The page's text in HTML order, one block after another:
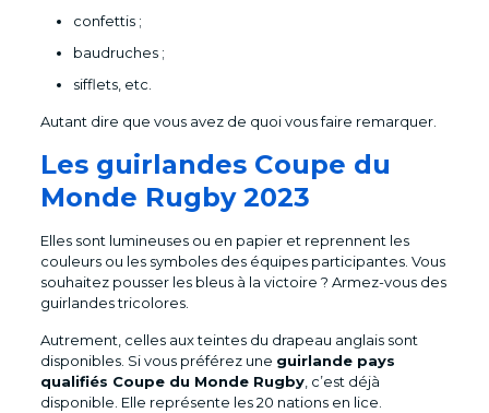
confettis ;
baudruches ;
sifflets, etc.
Autant dire que vous avez de quoi vous faire remarquer.
Les guirlandes Coupe du
Monde Rugby 2023
Elles sont lumineuses ou en papier et reprennent les
couleurs ou les symboles des équipes participantes. Vous
souhaitez pousser les bleus à la victoire ? Armez-vous des
guirlandes tricolores.
Autrement, celles aux teintes du drapeau anglais sont
disponibles. Si vous préférez une guirlande pays
qualifiés Coupe du Monde Rugby, c’est déjà
disponible. Elle représente les 20 nations en lice.